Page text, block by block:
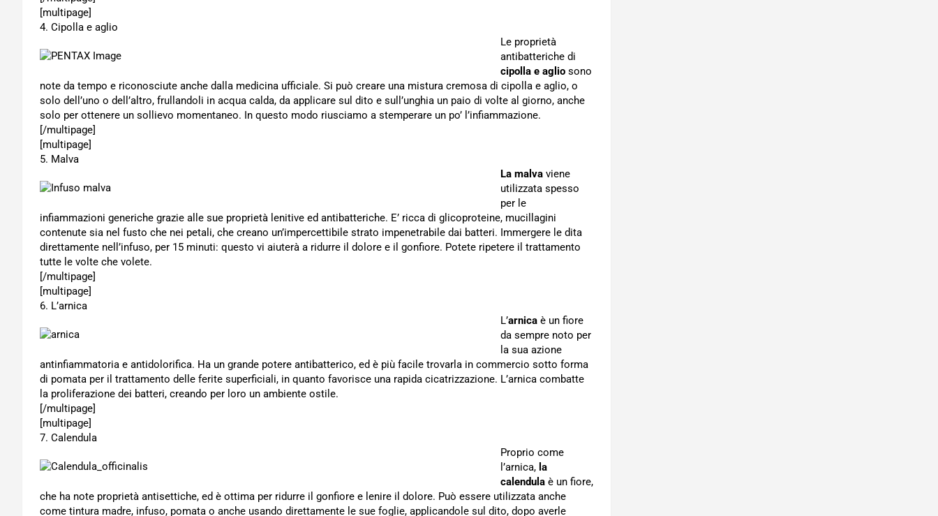
[multipage]
4. Cipolla e aglio
Le proprietà
antibatteriche di
cipolla e aglio sono
note da tempo e riconosciute anche dalla medicina ufficiale. Si può creare una mistura cremosa di cipolla e aglio, o
solo dell’uno o dell’altro, frullandoli in acqua calda, da applicare sul dito e sull’unghia un paio di volte al giorno, anche
solo per ottenere un sollievo momentaneo. In questo modo riusciamo a stemperare un po’ l’infiammazione.
[/multipage]
[multipage]
5. Malva
La malva viene
utilizzata spesso
per le
infiammazioni generiche grazie alle sue proprietà lenitive ed antibatteriche. E’ ricca di glicoproteine, mucillagini
contenute sia nel fusto che nei petali, che creano un’impercettibile strato impenetrabile dai batteri. Immergere le dita
direttamente nell’infuso, per 15 minuti: questo vi aiuterà a ridurre il dolore e il gonfiore. Potete ripetere il trattamento
tutte le volte che volete.
[/multipage]
[multipage]
6. L’arnica
L’arnica è un fiore
da sempre noto per
la sua azione
antinfiammatoria e antidolorifica. Ha un grande potere antibatterico, ed è più facile trovarla in commercio sotto forma
di pomata per il trattamento delle ferite superficiali, in quanto favorisce una rapida cicatrizzazione. L’arnica combatte
la proliferazione dei batteri, creando per loro un ambiente ostile.
[/multipage]
[multipage]
7. Calendula
Proprio come
l’arnica, la
calendula è un fiore,
che ha note proprietà antisettiche, ed è ottima per ridurre il gonfiore e lenire il dolore. Può essere utilizzata anche
come tintura madre, infuso, pomata o anche usando direttamente le sue foglie, applicandole sul dito, dopo averle